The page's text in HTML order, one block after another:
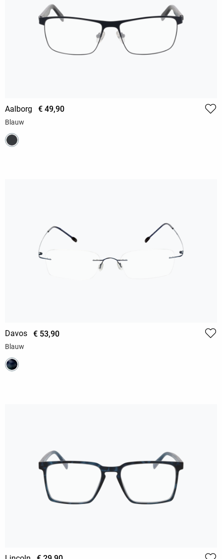
Aalborg € 49,90
Blauw
Davos € 53,90
Blauw